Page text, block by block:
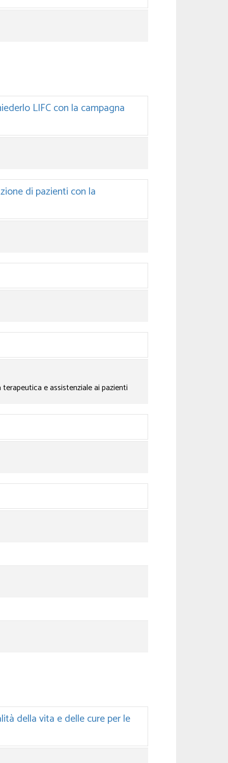
LIFC con la campagna
di pazienti con la
e assistenziale ai pazienti
della vita e delle cure per le